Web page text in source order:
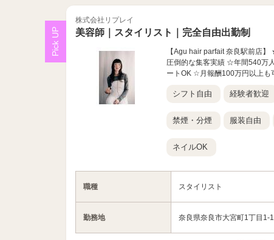
株式会社リプレイ
美容師｜スタイリスト｜完全自由出勤制
【Agu hair parfait 奈良駅前店
圧倒的な集客実績 ☆年間540万
ートOK ☆月報酬100万円以上
シフト自由 経験者歓迎
禁煙・分煙 服装自由
ネイルOK
職種 スタイリスト
勤務地 奈良県奈良市大宮町1丁目1-